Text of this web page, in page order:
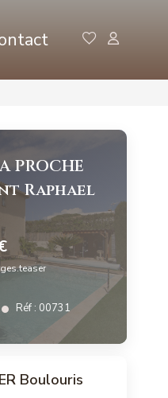
PROCHE
Raphael
Réf : 00731
Boulouris